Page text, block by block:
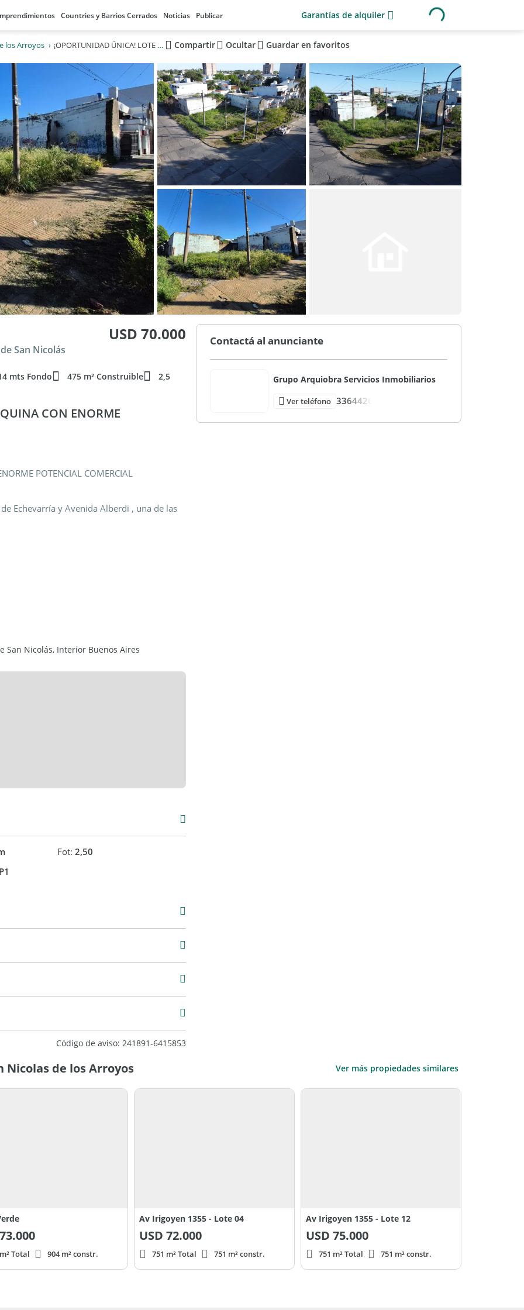
Countries y Barrios Cerrados Noticias Publicar Garantías de alquiler
los Arroyos ¡OPORTUNIDAD ÚNICA! LOTE EN ESQUINA CON ENORME POTENCIAL Compartir Ocultar Guardar en favoritos
USD 70.000
San Nicolás
mts Fondo 475 m² Construible
2,5
CON ENORME
POTENCIAL COMERCIAL
Echevarría y Avenida Alberdi , una de las
, asegurando un flujo constante de
a la ubicación y la versatilidad de usos
que combina una ubicación central con
San Nicolás, Interior Buenos Aires
Fot:2,50
Código de aviso: 241891-6415853
Contactá al anunciante
Grupo Arquiobra Servicios Inmobiliarios
Ver teléfono 3364426
Nicolas de los Arroyos Ver más propiedades similares
73.000
Total 904 m² constr.
Av Irigoyen 1355 - Lote 04
USD 72.000
751 m² Total 751 m² constr.
Av Irigoyen 1355 - Lote 12
USD 75.000
751 m² Total 751 m² constr.